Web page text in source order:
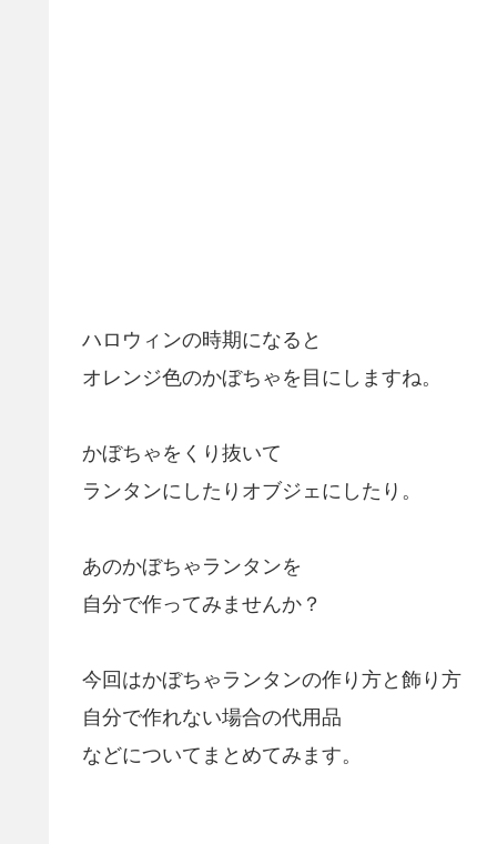
ハロウィンの時期になると
オレンジ色のかぼちゃを目にしますね。
かぼちゃをくり抜いて
ランタンにしたりオブジェにしたり。
あのかぼちゃランタンを
自分で作ってみませんか？
今回はかぼちゃランタンの作り方と飾り方
自分で作れない場合の代用品
などについてまとめてみます。